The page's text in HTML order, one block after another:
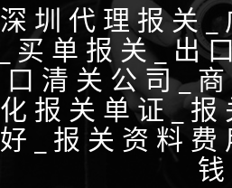
深圳代理报关
_买单报关_出
口清关公司_
化报关单证_
好_报关资料
钱